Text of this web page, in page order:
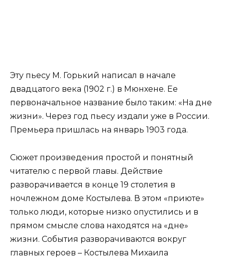
Эту пьесу М. Горький написал в начале
двадцатого века (1902 г.) в Мюнхене. Ее
первоначальное название было таким: «На дне
жизни». Через год пьесу издали уже в России.
Премьера пришлась на январь 1903 года.
Сюжет произведения простой и понятный
читателю с первой главы. Действие
разворачивается в конце 19 столетия в
ночлежном доме Костылева. В этом «приюте»
только люди, которые низко опустились и в
прямом смысле слова находятся на «дне»
жизни. События разворачиваются вокруг
главных героев – Костылева Михаила